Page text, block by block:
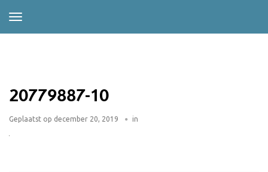
20779887-10
Geplaatst op december 20, 2019 in